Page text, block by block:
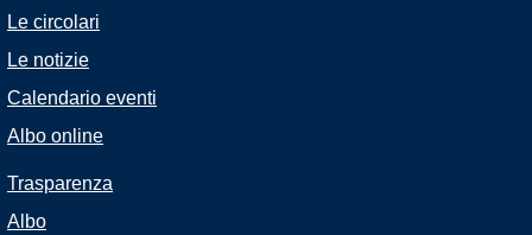
Le circolari
Le notizie
Calendario eventi
Albo online
Trasparenza
Albo